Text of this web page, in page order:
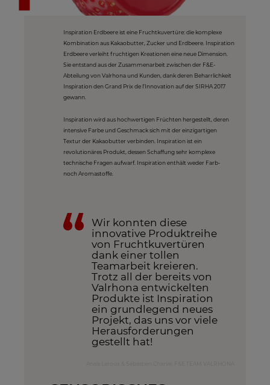
Inspiration Erdbeere ist eine Fruchtkuvertüre: die komplexe
Kombination aus Kakaobutter, Zucker und Erdbeere. Inspiration
Erdbeere verleiht fruchtigen Kreationen eine neue Dimension.
Sie entstand aus der Zusammenarbeit zwischen der F&E-
Abteilung von Valrhona und Kunden, dank deren Beharrlichkeit
Inspiration den Grand Prix de l’Innovation auf der SIRHA 2017
gewann.
Inspiration wird aus hochwertigen Früchten hergestellt, deren
intensive Farbe und Geschmack sich mit der einzigartigen
Textur der Kakaobutter verbinden. Inspiration ist ein
revolutionäres Produkt, dessen Schaffung sehr komplexe
technische Fragen aufwarf. Inspiration enthält weder Farb-
noch Aromastoffe.
Wir konnten diese
innovative Produktreihe
von Fruchtkuvertüren
dank einer tollen
Teamarbeit kreieren.
Trotz all der bereits von
Valrhona entwickelten
Produkte ist Inspiration
ein grundlegend neues
Projekt, das uns vor viele
Herausforderungen
gestellt hat!